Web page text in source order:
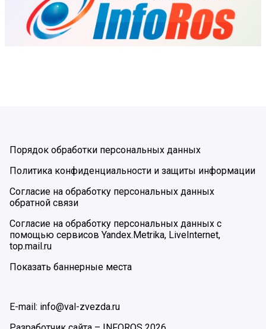
Порядок обработки персональных данных
Политика конфиденциальности и защиты информации
Согласие на обработку персональных данных
обратной связи
Согласие на обработку персональных данных с
помощью сервисов Yandex.Metrika, LiveInternet,
top.mail.ru
Показать баннерные места
E-mail: info@val-zvezda.ru